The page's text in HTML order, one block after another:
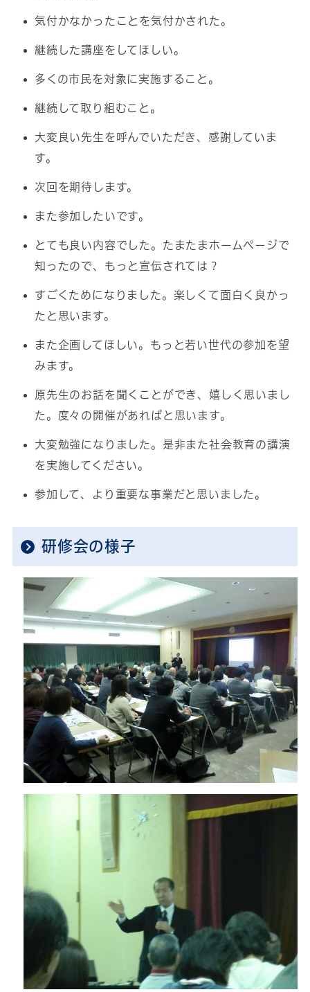
気付かなかったことを気付かされた。
継続した講座をしてほしい。
多くの市民を対象に実施すること。
継続して取り組むこと。
大変良い先生を呼んでいただき、感謝していま
す。
次回を期待します。
また参加したいです。
とても良い内容でした。たまたまホームページで
知ったので、もっと宣伝されては？
すごくためになりました。楽しくて面白く良かっ
たと思います。
また企画してほしい。もっと若い世代の参加を望
みます。
原先生のお話を聞くことができ、嬉しく思いまし
た。度々の開催があればと思います。
大変勉強になりました。是非また社会教育の講演
を実施してください。
参加して、より重要な事業だと思いました。
研修会の様子